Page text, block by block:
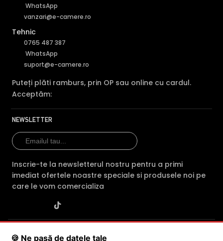
WhatsApp
vanzari@e-camere.ro
Tehnic
0765 487 387
WhatsApp
suport@e-camere.ro
Puteți plăti ramburs, prin OP sau online cu cardul.
Acceptăm:
NEWSLETTER
Inscrie-te la newsletterul nostru pentru a primi
imediat ofertele noastre speciale si produsele noi pe
care le vom comercializa
SC POLITES ONLINE SRL
🍪 Ne pasă de datele tale